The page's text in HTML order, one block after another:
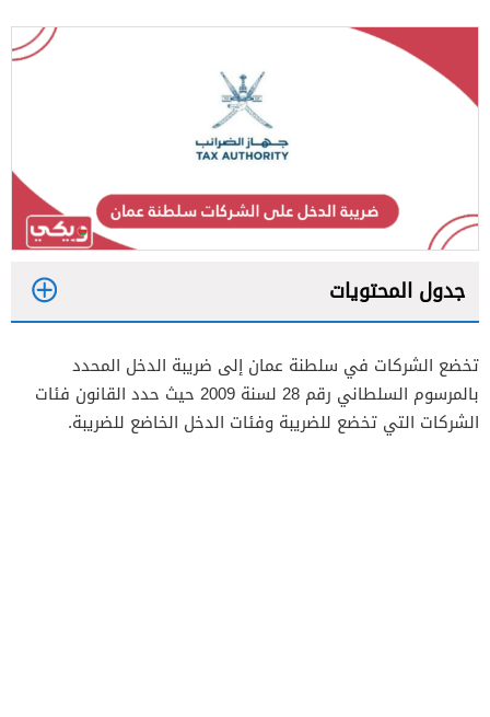
جدول المحتويات
2
3
تخضع الشركات في سلطنة عمان إلى ضريبة الدخل المحدد
بالمرسوم السلطاني رقم 28 لسنة 2009 حيث حدد القانون فئات
الشركات التي تخضع للضريبة وفئات الدخل الخاضع للضريبة.